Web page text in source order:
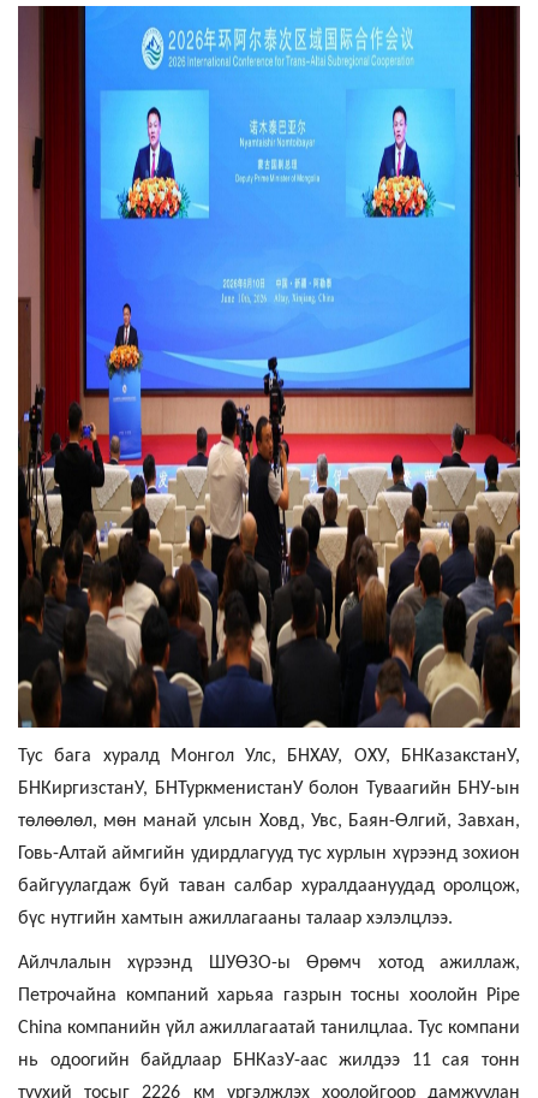
Тус бага хуралд Монгол Улс, БНХАУ, ОХУ, БНКазакстанУ,
БНКиргизстанУ, БНТуркменистанУ болон Туваагийн БНУ-ын
төлөөлөл, мөн манай улсын Ховд, Увс, Баян-Өлгий, Завхан,
Говь-Алтай аймгийн удирдлагууд тус хурлын хүрээнд зохион
байгуулагдаж буй таван салбар хуралдаануудад оролцож,
бүс нутгийн хамтын ажиллагааны талаар хэлэлцлээ.
Айлчлалын хүрээнд ШУӨЗО-ы Өрөмч хотод ажиллаж,
Петрочайна компаний харьяа газрын тосны хоолойн Pipe
China компанийн үйл ажиллагаатай танилцлаа. Тус компани
нь одоогийн байдлаар БНКазУ-аас жилдээ 11 сая тонн
түүхий тосыг 2226 км үргэлжлэх хоолойгоор дамжуулан